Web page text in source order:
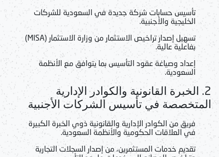
تأسيس حسابات شركة جديدة في السعودية للشركات
الخليجية والأجنبية.
تسهيل إصدار تراخيص الاستثمار من وزارة الاستثمار (MISA)
بفاعلية عالية.
إعداد وصياغة عقود التأسيس بما يتوافق مع الأنظمة
السعودية.
2. الخبرة القانونية والكوادر الإدارية
المتخصصة في تأسيس الشركات الأجنبية
فريق من الكوادر الإدارية والقانونية ذوي الخبرة الكبيرة
في العلاقات الحكومية والأنظمة السعودية.
تقديم خدمات المستثمرين، من إصدار السجلات التجارية